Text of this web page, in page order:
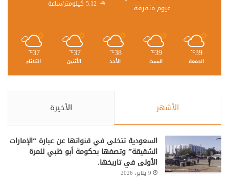
غيوم متفرقة
5.12 كيلومتر/ساعة
39
℃
الجمعة
39
℃
السبت
38
℃
الأحد
37
℃
الأثنين
37
℃
الثلاثاء
الأشهر الأخيرة
السعودية تتخلى في قنواتها عن عبارة “الإمارات
الشقيقة” وتصفها بحكومة أبو ظبي للمرة
الأولى في تاريخها.
9 يناير، 2026